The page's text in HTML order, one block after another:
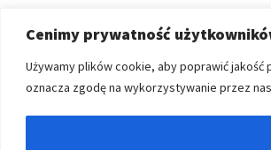
Cenimy prywatność
Używamy plików cookie, aby poprawić
oznacza zgodę na wykorzystywanie przez